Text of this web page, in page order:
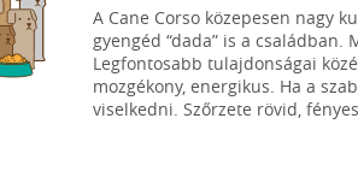
A Cane Corso közepesen nagy
gyengéd “dada” is a
Legfontosabb tulajdonságai
mozgékony, energikus. Ha a
viselkedni. Szőrzete rövid,